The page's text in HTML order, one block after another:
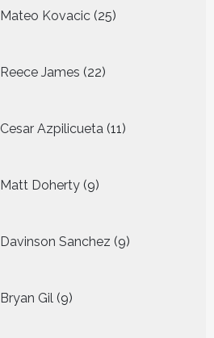
Mateo Kovacic 25
producten
Reece James 22
producten
Cesar Azpilicueta 11
producten
Matt Doherty 9
producten
Davinson Sanchez 9
producten
Bryan Gil 9
producten